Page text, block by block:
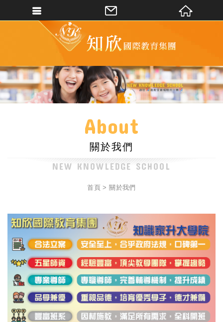
About
關於我們
首頁 關於我們
會員登入(燈箱)
加入會員
忘記密碼
訂單查詢
個人資料修改
會員登出
填寫匯款通知